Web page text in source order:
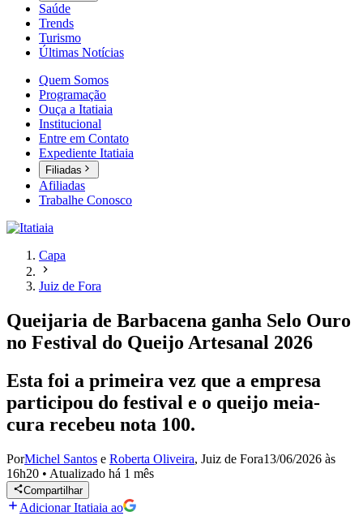
Saúde
Trends
Turismo
Últimas Notícias
Quem Somos
Programação
Ouça a Itatiaia
Institucional
Entre em Contato
Expediente Itatiaia
Filiadas
Afiliadas
Trabalhe Conosco
Capa
Juiz de Fora
Queijaria de Barbacena ganha Selo Ouro
no Festival do Queijo Artesanal 2026
Esta foi a primeira vez que a empresa
participou do festival e o queijo meia-
cura recebeu nota 100.
PorMichel Santos e Roberta Oliveira, Juiz de Fora13/06/2026 às
16h20 • Atualizado há 1 mês
Compartilhar
Adicionar Itatiaia ao